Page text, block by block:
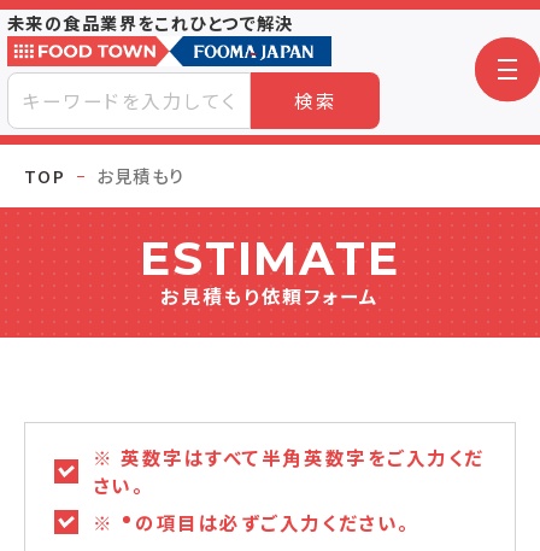
未来の食品業界をこれひとつで解決
検索
TOP お見積もり
ESTIMATE
お見積もり依頼フォーム
※ 英数字はすべて半角英数字をご入力くだ
さい。
※ の項目は必ずご入力ください。